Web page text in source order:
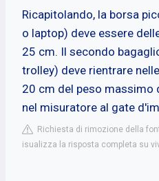
Ricapitolando, la borsa
o laptop) deve essere
25 cm. Il secondo
trolley) deve rientrare
20 cm del peso massimo
nel misuratore al gate
Richiesta di rimozione della
isualizza la risposta completa su